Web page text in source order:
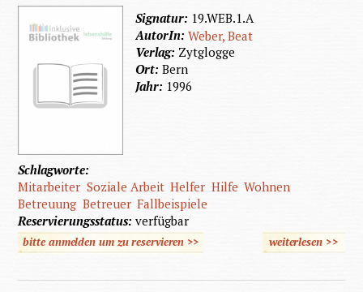
Signatur: 19.WEB.1.A
AutorIn:Weber, Beat
Verlag: Zytglogge
Ort:Bern
Jahr: 1996
Schlagworte:
Mitarbeiter Soziale Arbeit Helfer Hilfe Wohnen
Betreuung Betreuer Fallbeispiele
Reservierungsstatus:verfügbar
bitte anmelden um zu reservieren >> weiterlesen
über
>>